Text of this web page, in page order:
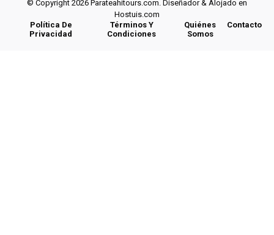
© Copyright 2026 Parateahitours.com. Diseñador & Alojado en
Hostuis.com
Política De
Privacidad
Términos Y
Condiciones
Quiénes
Somos
Contacto